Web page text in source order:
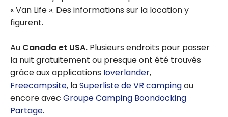
« Van Life ». Des informations sur la location y
figurent.
Au Canada et USA. Plusieurs endroits pour passer
la nuit gratuitement ou presque ont été trouvés
grâce aux applications Ioverlander,
Freecampsite, laSuperliste de VR campingou
encore avec Groupe Camping Boondocking
Partage.